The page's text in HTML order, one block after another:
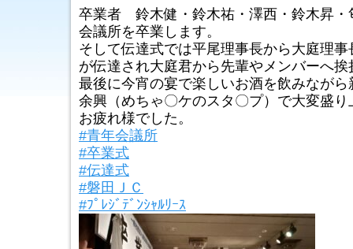
卒業者 鈴木健・鈴木祐・澤西・鈴木昇・
会議所を卒業します。
そして伝達式では平尾理事長から大庭理事
が伝達され大庭君から先輩やメンバーへ
最後に今宵の宴で楽しいお酒を飲みなが
余興（めちゃ〇ケのスタ〇プ）で大変盛り
お疲れ様でした。
#青年会議所
#卒業式
#伝達式
#磐田ＪＣ
#ﾌﾟﾚｼﾞﾃﾞﾝｼｬﾙﾘｰｽ